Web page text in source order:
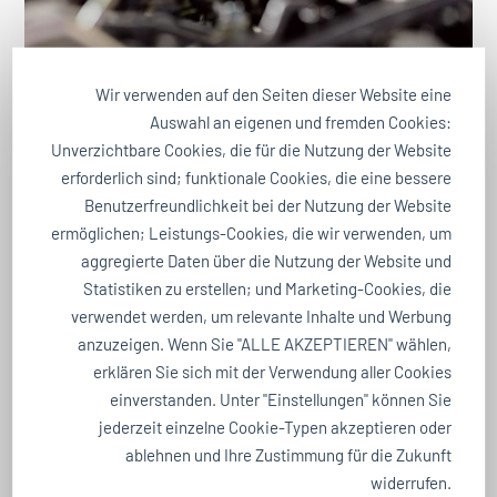
Kundendienst und Inspektion
Opel, Peugeot & andere Marken
Mit regelmäßigen Wartungen,
Checks und Inspektionen immer
auf Kurs bleiben.
Wir verwenden auf den Seiten dieser Website eine
Auswahl an eigenen und fremden Cookies:
Unverzichtbare Cookies, die für die Nutzung der Website
erforderlich sind; funktionale Cookies, die eine bessere
Benutzerfreundlichkeit bei der Nutzung der Website
ermöglichen; Leistungs-Cookies, die wir verwenden, um
aggregierte Daten über die Nutzung der Website und
Statistiken zu erstellen; und Marketing-Cookies, die
verwendet werden, um relevante Inhalte und Werbung
anzuzeigen. Wenn Sie "ALLE AKZEPTIEREN" wählen,
erklären Sie sich mit der Verwendung aller Cookies
einverstanden. Unter "Einstellungen" können Sie
jederzeit einzelne Cookie-Typen akzeptieren oder
ablehnen und Ihre Zustimmung für die Zukunft
widerrufen.